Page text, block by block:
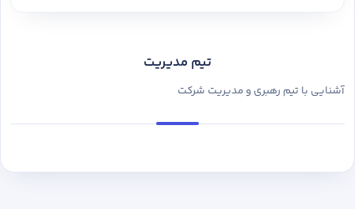
تیم مدیریت
آشنایی با تیم رهبری و مدیریت شرکت